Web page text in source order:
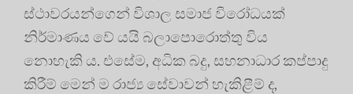
ස්ථාවරයන්ගෙන් විශාල සමාජ විරෝධයක්
නිර්මාණය වේ යයි බලාපොරොත්තු විය
නොහැකි ය. එසේම, අධික බදු, සහනාධාර කප්පාදු
කිරීම් මෙන් ම රාජ්‍ය සේවාවන් හැකිළීම් ද,